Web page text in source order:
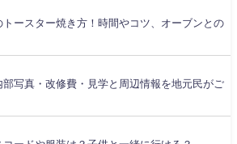
トースター焼き方！時間やコツ、オーブンとの
部写真・改修費・見学と周辺情報を地元民がご